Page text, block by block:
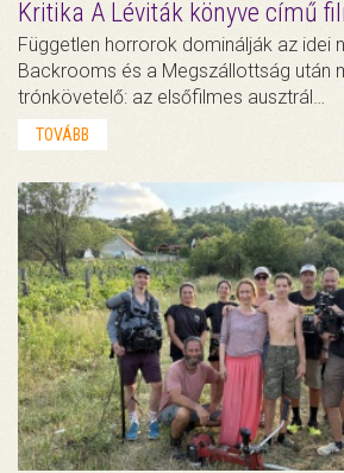
Kritika A Léviták könyve című
Független horrorok dominálják az idei
Backrooms és a Megszállottság után
trónkövetelő: az elsőfilmes ausztrál…
TOVÁBB